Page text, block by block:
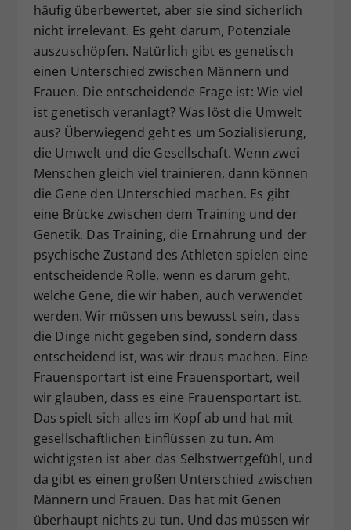
häufig überbewertet, aber sie sind sicherlich
nicht irrelevant. Es geht darum, Potenziale
auszuschöpfen. Natürlich gibt es genetisch
einen Unterschied zwischen Männern und
Frauen. Die entscheidende Frage ist: Wie viel
ist genetisch veranlagt? Was löst die Umwelt
aus? Überwiegend geht es um Sozialisierung,
die Umwelt und die Gesellschaft. Wenn zwei
Menschen gleich viel trainieren, dann können
die Gene den Unterschied machen. Es gibt
eine Brücke zwischen dem Training und der
Genetik. Das Training, die Ernährung und der
psychische Zustand des Athleten spielen eine
entscheidende Rolle, wenn es darum geht,
welche Gene, die wir haben, auch verwendet
werden. Wir müssen uns bewusst sein, dass
die Dinge nicht gegeben sind, sondern dass
entscheidend ist, was wir draus machen. Eine
Frauensportart ist eine Frauensportart, weil
wir glauben, dass es eine Frauensportart ist.
Das spielt sich alles im Kopf ab und hat mit
gesellschaftlichen Einflüssen zu tun. Am
wichtigsten ist aber das Selbstwertgefühl, und
da gibt es einen großen Unterschied zwischen
Männern und Frauen. Das hat mit Genen
überhaupt nichts zu tun. Und das müssen wir